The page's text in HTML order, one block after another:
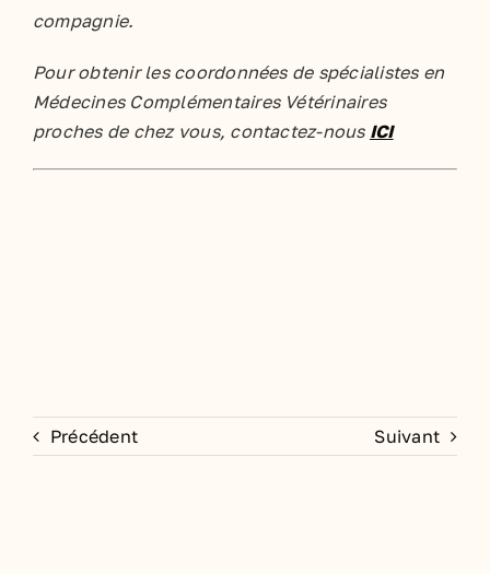
compagnie.
Pour obtenir les coordonnées de spécialistes en
Médecines Complémentaires Vétérinaires
proches de chez vous, contactez-nous ICI
Précédent Suivant